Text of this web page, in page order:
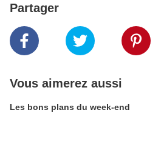
Partager
Vous aimerez aussi
Les bons plans du week-end